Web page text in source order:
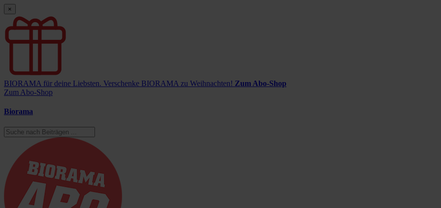
×
BIORAMA für deine Liebsten. Verschenke BIORAMA zu Weihnachten! Zum Abo-Shop
Zum Abo-Shop
Biorama